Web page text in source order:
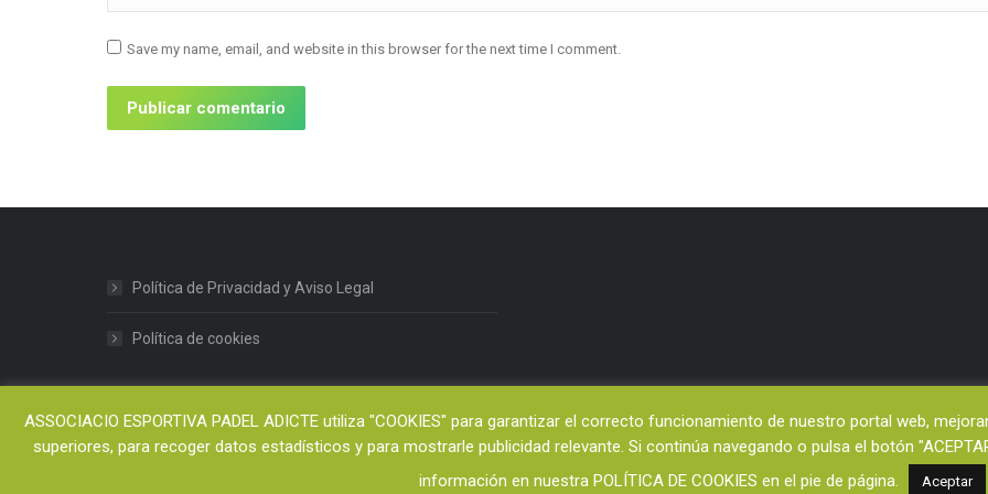
Save my name, email, and website in this browser for the next time I comment.
Publicar comentario
Política de Privacidad y Aviso Legal
Política de cookies
ASSOCIACIO ESPORTIVA PADEL ADICTE utiliza "COOKIES" para garantizar el correcto funcionamiento de nuestro portal web,
superiores, para recoger datos estadísticos y para mostrarle publicidad relevante. Si continúa navegando o pulsa el botón
información en nuestra POLÍTICA DE COOKIES en el pie de página.
Aceptar